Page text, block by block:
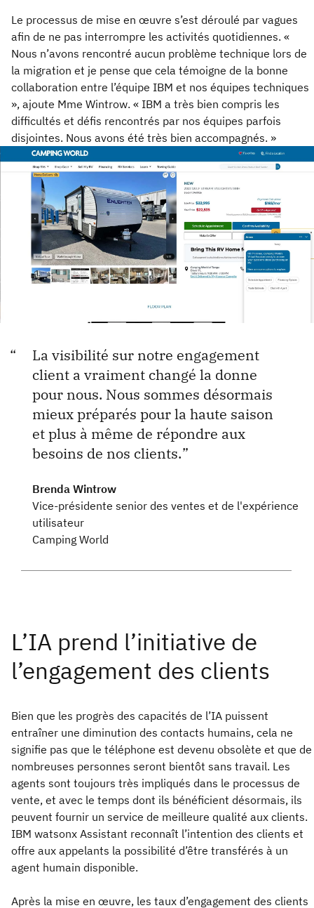
Le processus de mise en œuvre s’est déroulé par vagues
afin de ne pas interrompre les activités quotidiennes. «
Nous n’avons rencontré aucun problème technique lors de
la migration et je pense que cela témoigne de la bonne
collaboration entre l’équipe IBM et nos équipes techniques
», ajoute Mme Wintrow. « IBM a très bien compris les
difficultés et défis rencontrés par nos équipes parfois
disjointes. Nous avons été très bien accompagnés. »
La visibilité sur notre engagement
client a vraiment changé la donne
pour nous. Nous sommes désormais
mieux préparés pour la haute saison
et plus à même de répondre aux
besoins de nos clients.
Brenda Wintrow
Vice-présidente senior des ventes et de l'expérience
utilisateur
Camping World
Bien que les progrès des capacités de l’IA puissent
entraîner une diminution des contacts humains, cela ne
signifie pas que le téléphone est devenu obsolète et que de
nombreuses personnes seront bientôt sans travail. Les
agents sont toujours très impliqués dans le processus de
vente, et avec le temps dont ils bénéficient désormais, ils
peuvent fournir un service de meilleure qualité aux clients.
IBM watsonx Assistant reconnaît l’intention des clients et
offre aux appelants la possibilité d’être transférés à un
agent humain disponible.
Après la mise en œuvre, les taux d’engagement des clients